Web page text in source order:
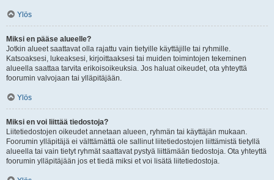
Ylös
Miksi en pääse alueelle?
Jotkin alueet saattavat olla rajattu vain tietyille käyttäjille tai ryhmille.
Katsoaksesi, lukeaksesi, kirjoittaaksesi tai muiden toimintojen tekeminen
alueella saattaa tarvita erikoisoikeuksia. Jos haluat oikeudet, ota yhteyttä
foorumin valvojaan tai ylläpitäjään.
Ylös
Miksi en voi liittää tiedostoja?
Liitetiedostojen oikeudet annetaan alueen, ryhmän tai käyttäjän mukaan.
Foorumin ylläpitäjä ei välttämättä ole sallinut liitetiedostojen liittämistä tietyllä
alueella tai vain tietyt ryhmät saattavat pystyä liittämään tiedostoja. Ota yhteyttä
foorumin ylläpitäjään jos et tiedä miksi et voi lisätä liitetiedostoja.